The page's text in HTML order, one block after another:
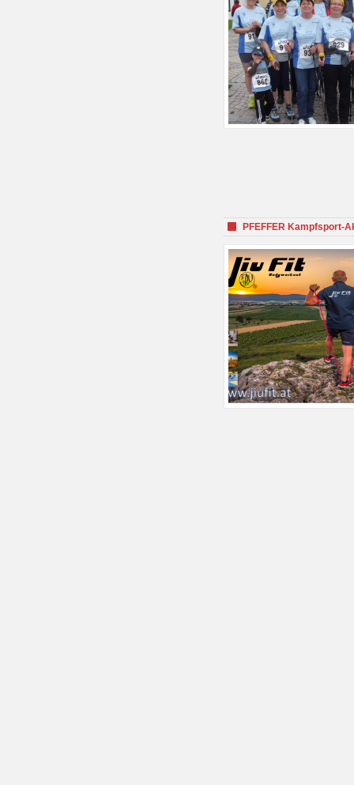
PFEFFER Kampfsport-